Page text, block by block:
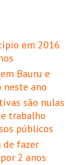
em 2016
Bauru e
neste ano
são nulas
trabalho
públicos
de fazer
2 anos